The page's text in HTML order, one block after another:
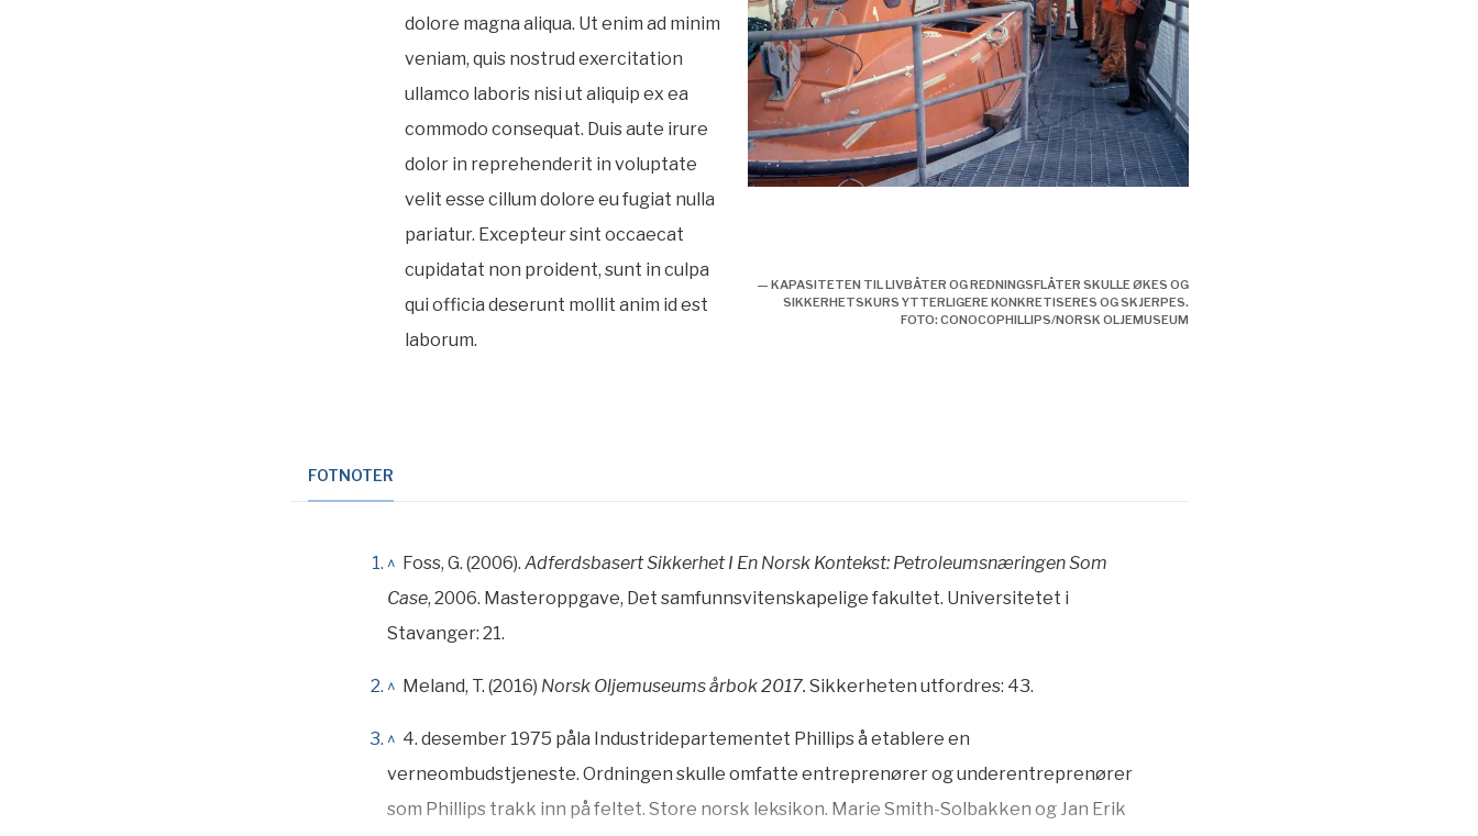
— KAPASITETEN TIL LIVBÅTER OG REDNINGSFLÅTER SKULLE ØKES OG
SIKKERHETSKURS YTTERLIGERE KONKRETISERES OG SKJERPES.
FOTO: CONOCOPHILLIPS/NORSK OLJEMUSEUM
dolore magna aliqua. Ut enim ad minim
veniam, quis nostrud exercitation
ullamco laboris nisi ut aliquip ex ea
commodo consequat. Duis aute irure
dolor in reprehenderit in voluptate
velit esse cillum dolore eu fugiat nulla
pariatur. Excepteur sint occaecat
cupidatat non proident, sunt in culpa
qui officia deserunt mollit anim id est
laborum.
FOTNOTER
^ Foss, G. (2006). Adferdsbasert Sikkerhet I En Norsk Kontekst: Petroleumsnæringen Som
Case, 2006. Masteroppgave, Det samfunnsvitenskapelige fakultet. Universitetet i
Stavanger: 21.
^ Meland, T. (2016) Norsk Oljemuseums årbok 2017. Sikkerheten utfordres: 43.
^ 4. desember 1975 påla Industridepartementet Phillips å etablere en
verneombudstjeneste. Ordningen skulle omfatte entreprenører og underentreprenører
som Phillips trakk inn på feltet. Store norsk leksikon. Marie Smith-Solbakken og Jan Erik